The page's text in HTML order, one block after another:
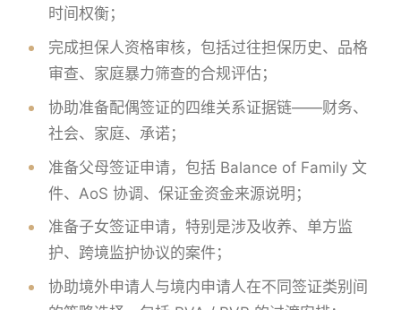
时间权衡；
完成担保人资格审核，包括过往担保历史、品格
审查、家庭暴力筛查的合规评估；
协助准备配偶签证的四维关系证据链——财务、
社会、家庭、承诺；
准备父母签证申请，包括 Balance of Family 文
件、AoS 协调、保证金资金来源说明；
准备子女签证申请，特别是涉及收养、单方监
护、跨境监护协议的案件；
协助境外申请人与境内申请人在不同签证类别间